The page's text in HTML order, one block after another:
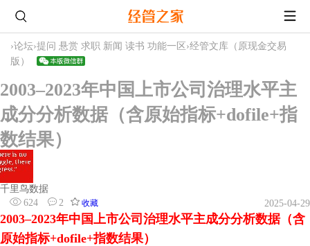
›论坛›提问 悬赏 求职 新闻 读书 功能一区 ›经管文库（原现金交易
版）
2003–2023年中国上市公司治理水平主
成分分析数据（含原始指标+dofile+指
数结果）
千里鸟数据
624
2 收藏 2025-04-29
2003–2023年中国上市公司治理水平主成分分析数据（含
原始指标+dofile+指数结果）